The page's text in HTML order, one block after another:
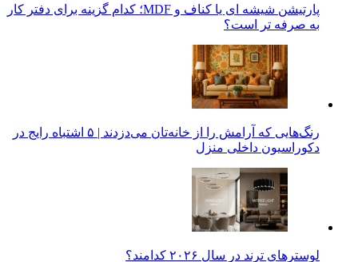
پارتیشن شیشه ای یا کناف و MDF؛ کدام گزینه برای دفتر کار
به صرفه تر است؟
رنگ‌هایی که آرامش را از خانه‌تان می‌دزدند | ۵ اشتباه رایج در
دکوراسیون داخلی منزل
لوسترهای ترند در سال ۲۰۲۶ کدامند؟